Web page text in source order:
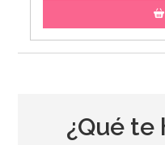
¿Qué te